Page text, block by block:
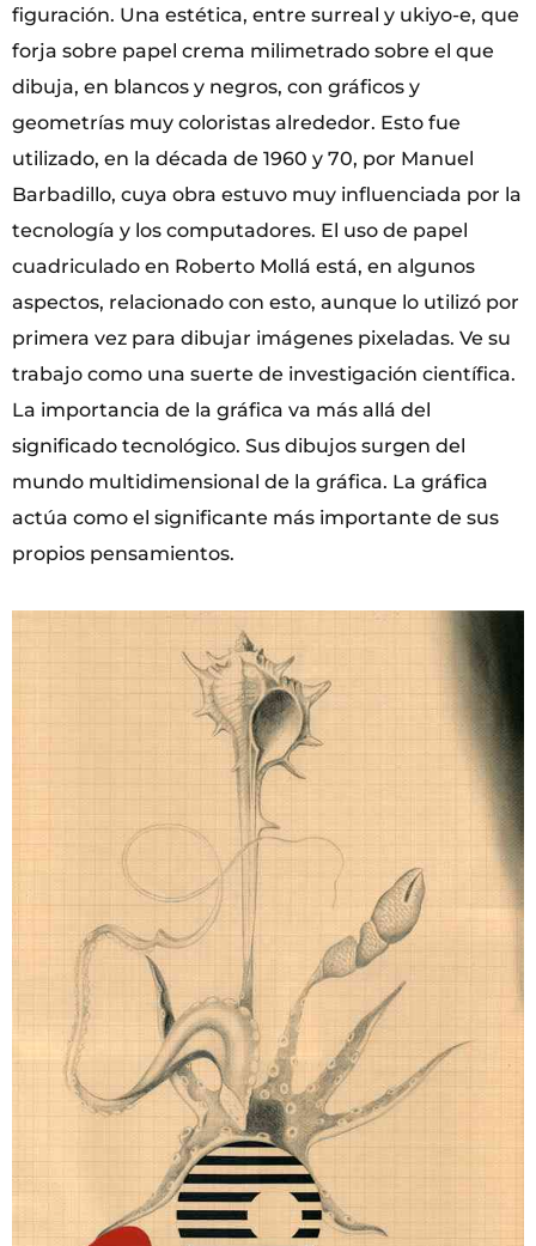
figuración. Una estética, entre surreal y ukiyo-e, que
forja sobre papel crema milimetrado sobre el que
dibuja, en blancos y negros, con gráficos y
geometrías muy coloristas alrededor. Esto fue
utilizado, en la década de 1960 y 70, por Manuel
Barbadillo, cuya obra estuvo muy influenciada por la
tecnología y los computadores. El uso de pa­pel
cuadriculado en Roberto Mollá está, en algunos
aspectos, relacionado con esto, aunque lo utili­zó por
primera vez para dibujar imágenes pixeladas. Ve su
trabajo como una suerte de investigación científica.
La importancia de la gráfica va más allá del
significado tecnológico. Sus dibujos surgen del
mundo multidimensional de la gráfica. La gráfica
actúa como el significante más importante de sus
propios pensamientos.